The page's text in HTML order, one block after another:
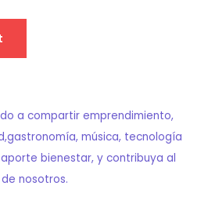
a compartir emprendimiento,
música, tecnología
bienestar, y contribuya al
nosotros.